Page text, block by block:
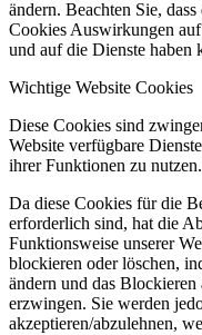
ändern. Beachten Sie,
Cookies Auswirkungen
und auf die Dienste haben
Wichtige Website Cookies
Diese Cookies sind
Website verfügbare
ihrer Funktionen zu nutzen.
Da diese Cookies für die
erforderlich sind, hat die
Funktionsweise unserer
blockieren oder löschen,
ändern und das
erzwingen. Sie werden
akzeptieren/abzulehnen,